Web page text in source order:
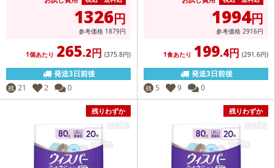
1326円
参考価格 1879円
1個あたり 265.2円 (375.8円)
発送3日前後
残 21 2 0
1994円
参考価格 2916円
1食あたり 199.4円 (291.6円)
発送3日前後
残 5 9 0
残りわずか 残りわずか